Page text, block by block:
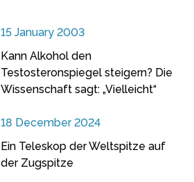
15 January 2003
Kann Alkohol den
Testosteronspiegel steigern? Die
Wissenschaft sagt: „Vielleicht“
18 December 2024
Ein Teleskop der Weltspitze auf
der Zugspitze